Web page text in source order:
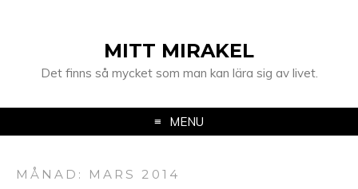
MITT MIRAKEL
Det finns så mycket som man kan lära sig av livet.
MENU
MÅNAD: MARS 2014